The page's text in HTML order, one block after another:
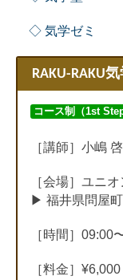
◇ 気学ゼミ
RAKU-RAKU
コース制（1st Step
［講師］小嶋
［会場］ユニ
▶︎ 福井県問屋
［時間］09:00
［料金］